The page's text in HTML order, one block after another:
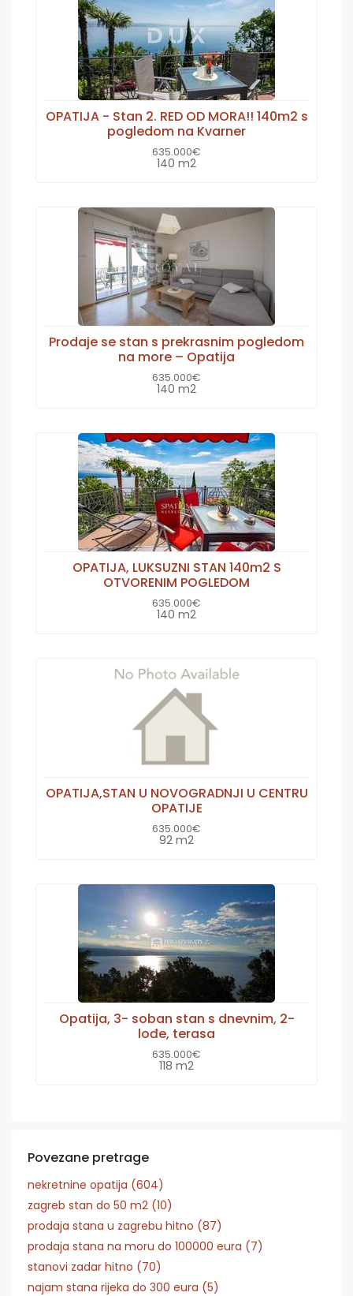
OPATIJA - Stan 2. RED OD MORA!! 140m2 s
pogledom na Kvarner
635.000€
140 m2
Prodaje se stan s prekrasnim pogledom
na more – Opatija
635.000€
140 m2
OPATIJA, LUKSUZNI STAN 140m2 S
OTVORENIM POGLEDOM
635.000€
140 m2
OPATIJA,STAN U NOVOGRADNJI U CENTRU
OPATIJE
635.000€
92 m2
Opatija, 3- soban stan s dnevnim, 2-
lođe, terasa
635.000€
118 m2
Povezane pretrage
nekretnine opatija (604)
zagreb stan do 50 m2 (10)
prodaja stana u zagrebu hitno (87)
prodaja stana na moru do 100000 eura (7)
stanovi zadar hitno (70)
najam stana rijeka do 300 eura (5)